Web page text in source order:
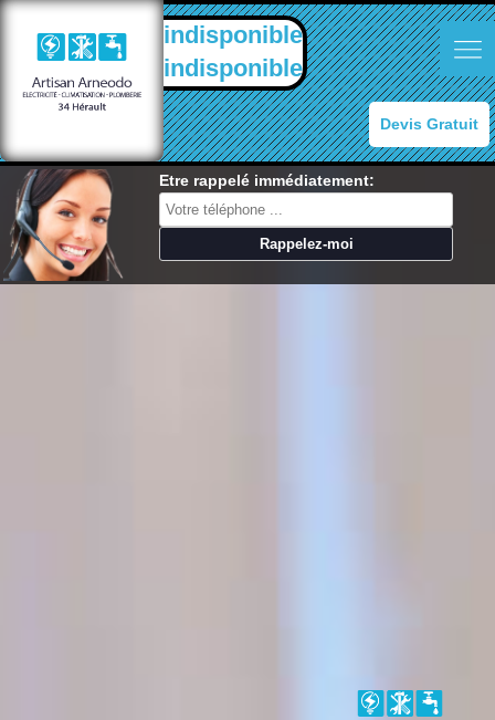
indisponible
indisponible
Devis Gratuit
Etre rappelé immédiatement: